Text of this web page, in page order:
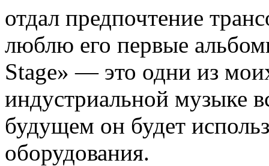
отдал предпочтение
люблю его первые
Stage» — это одни из
индустриальной музыке
будущем он будет
оборудования.